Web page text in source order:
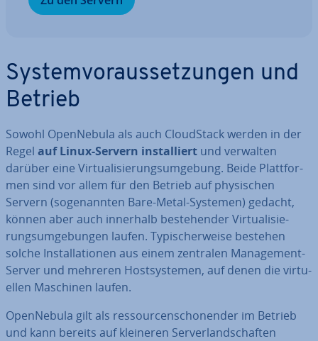
Sys­tem­vor­aus­set­zun­gen und
Betrieb
Sowohl Open­Ne­bu­la als auch Cloud­Stack werden in der
Regel auf Linux-Servern in­stal­liert und verwalten
darüber eine Vir­tua­li­sie­rungs­um­ge­bung. Beide Platt­for­
men sind vor allem für den Betrieb auf phy­si­schen
Servern (so­ge­nann­ten Bare-Metal-Systemen) gedacht,
können aber auch innerhalb be­stehen­der Vir­tua­li­sie­
rungs­um­ge­bun­gen laufen. Ty­pi­scher­wei­se bestehen
solche In­stal­la­tio­nen aus einem zentralen Ma­nage­ment-
Server und mehreren Host­sys­te­men, auf denen die vir­tu­
el­len Maschinen laufen.
Open­Ne­bu­la gilt als res­sour­cen­scho­nen­der im Betrieb
und kann bereits auf kleineren Ser­ver­land­schaf­ten